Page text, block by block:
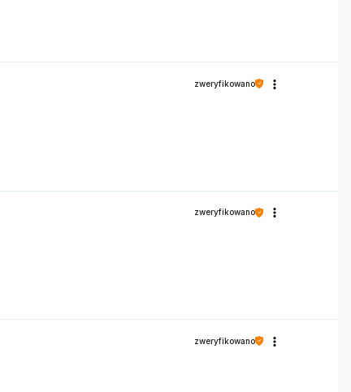
zweryfikowano
zweryfikowano
zweryfikowano